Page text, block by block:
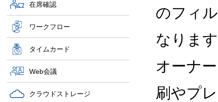
在席確認
ワークフロー
タイムカード
Web会議
クラウドストレージ
のフィ
なりま
オーナ
刷やプ